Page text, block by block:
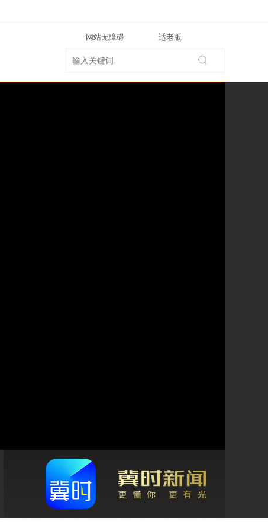
网站无障碍 适老版